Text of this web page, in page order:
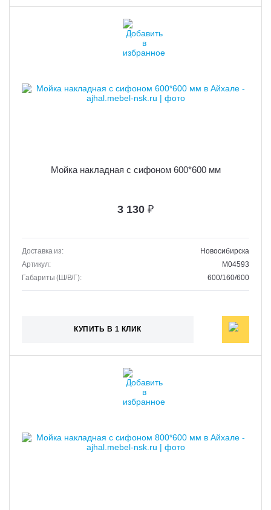
Мойка накладная с сифоном 600*600 мм
3 130 ₽
Доставка из:
Новосибирска
Артикул:
M04593
Габариты (Ш/В/Г):
600/160/600
КУПИТЬ В 1 КЛИК